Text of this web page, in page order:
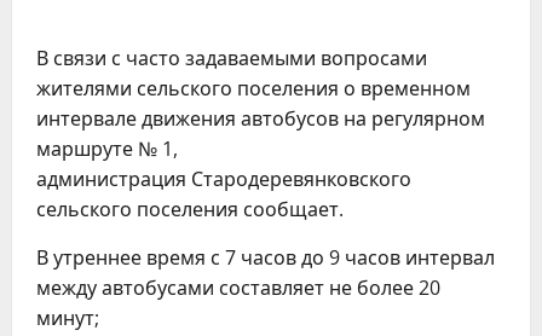
В связи с часто задаваемыми вопросами
жителями сельского поселения о временном
интервале движения автобусов на регулярном
маршруте № 1,
администрация Стародеревянковского
сельского поселения сообщает.
В утреннее время с 7 часов до 9 часов интервал
между автобусами составляет не более 20
минут;